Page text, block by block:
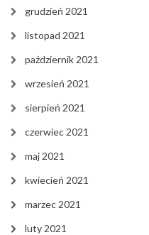
grudzień 2021
listopad 2021
październik 2021
wrzesień 2021
sierpień 2021
czerwiec 2021
maj 2021
kwiecień 2021
marzec 2021
luty 2021